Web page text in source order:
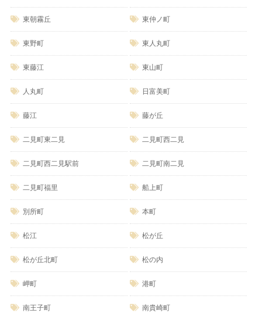
東朝霧丘 東仲ノ町
東野町 東人丸町
東藤江 東山町
人丸町 日富美町
藤江 藤が丘
二見町東二見 二見町西二見
二見町西二見駅前 二見町南二見
二見町福里 船上町
別所町 本町
松江 松が丘
松が丘北町 松の内
岬町 港町
南王子町 南貴崎町